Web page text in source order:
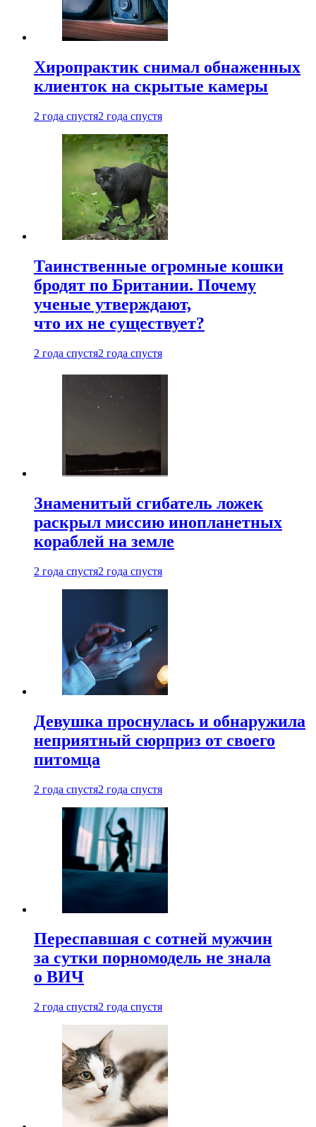
Хиропрактик снимал обнаженных
клиенток на скрытые камеры
2 года спустя2 года спустя
Таинственные огромные кошки
бродят по Британии. Почему
ученые утверждают,
что их не существует?
2 года спустя2 года спустя
Знаменитый сгибатель ложек
раскрыл миссию инопланетных
кораблей на земле
2 года спустя2 года спустя
Девушка проснулась и обнаружила
неприятный сюрприз от своего
питомца
2 года спустя2 года спустя
Переспавшая с сотней мужчин
за сутки порномодель не знала
о ВИЧ
2 года спустя2 года спустя